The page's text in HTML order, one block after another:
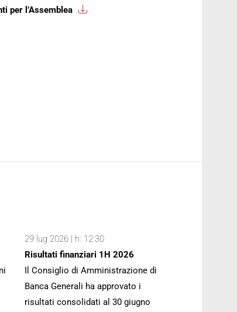
per l’Assemblea
29 lug 2026 | h: 12:30
Risultati finanziari 1H 2026
Il Consiglio di Amministrazione di
Banca Generali ha approvato i
risultati consolidati al 30 giugno